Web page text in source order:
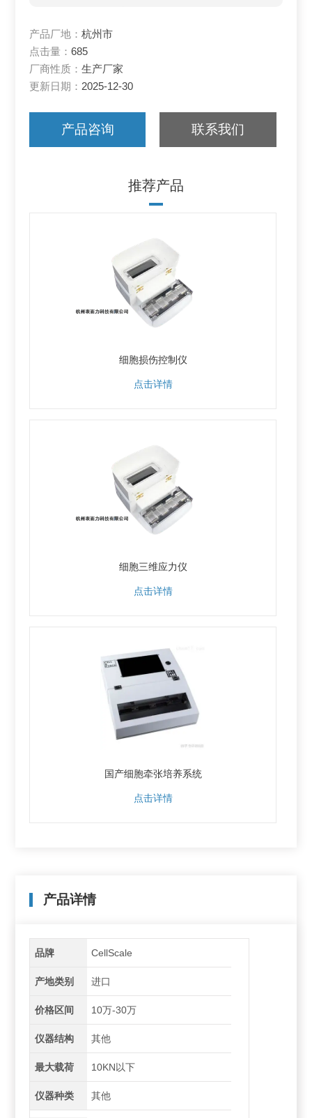
模式。
产品厂地：杭州市
点击量：685
厂商性质：生产厂家
更新日期： 2025-12-30
产品咨询 联系我们
推荐产品
细胞损伤控制仪
点击详情
细胞三维应力仪
点击详情
国产细胞牵张培养系统
点击详情
产品详情
品牌 CellScale
产地类别 进口
价格区间 10万-30万
仪器结构 其他
最大载荷 10KN以下
仪器种类 其他